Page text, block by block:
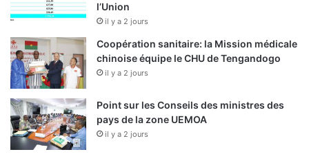
l’Union
il y a 2 jours
Coopération sanitaire: la Mission médicale
chinoise équipe le CHU de Tengandogo
il y a 2 jours
Point sur les Conseils des ministres des
pays de la zone UEMOA
il y a 2 jours